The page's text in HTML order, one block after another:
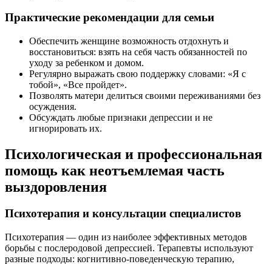
Практические рекомендации для семьи
Обеспечить женщине возможность отдохнуть и
восстановиться: взять на себя часть обязанностей по
уходу за ребенком и домом.
Регулярно выражать свою поддержку словами: «Я с
тобой», «Все пройдет».
Позволять матери делиться своими переживаниями без
осуждения.
Обсуждать любые признаки депрессии и не
игнорировать их.
Психологическая и профессиональная
помощь как неотъемлемая часть
выздоровления
Психотерапия и консультации специалистов
Психотерапия — один из наиболее эффективных методов
борьбы с послеродовой депрессией. Терапевты используют
разные подходы: когнитивно-поведенческую терапию,